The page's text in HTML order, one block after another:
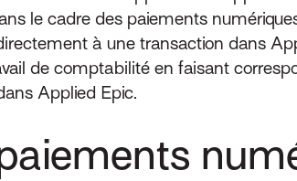
le cadre des paiements
à une transaction dans
de comptabilité en faisant
Applied Epic.